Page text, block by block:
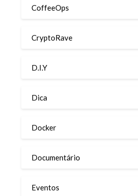
CoffeeOps
CryptoRave
D.I.Y
Dica
Docker
Documentário
Eventos